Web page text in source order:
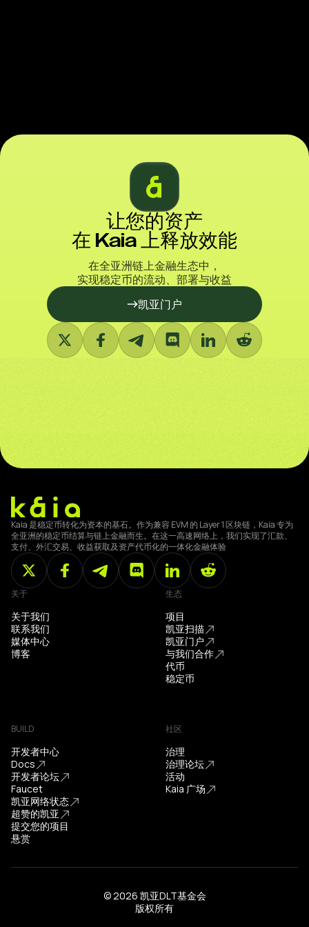
让您的资产
在 Kaia 上释放效能
在全亚洲链上金融生态中，
实现稳定币的流动、部署与收益
凯亚门户
Kaia 是稳定币转化为资本的基石。作为兼容 EVM 的 Layer 1 区块链，Kaia 专为
全亚洲的稳定币结算与链上金融而生。在这一高速网络上，我们实现了汇款、
支付、外汇交易、收益获取及资产代币化的一体化金融体验
关于
关于我们
联系我们
媒体中心
博客
生态
项目
凯亚扫描
凯亚门户
与我们合作
代币
稳定币
BUILD
开发者中心
Docs
开发者论坛
Faucet
凯亚网络状态
超赞的凯亚
提交您的项目
悬赏
社区
治理
治理论坛
活动
Kaia 广场
© 2026 凯亚DLT基金会
版权所有